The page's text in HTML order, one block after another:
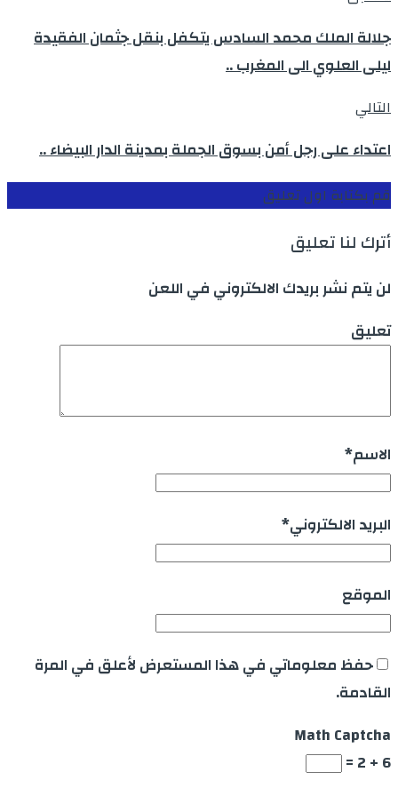
جلالة الملك محمد السادس يتكفل بنقل جثمان الفقيدة
ليلى العلوي الى المغرب ..
التالي
اعتداء على رجل أمن بسوق الجملة بمدينة الدار البيضاء ..
قم بكتابة اول تعليق
أترك لنا تعليق
لن يتم نشر بريدك الالكتروني في اللعن
تعليق
الاسم*
البريد الالكتروني*
الموقع
حفظ معلوماتي في هذا المستعرض لأعلق في المرة
القادمة.
Math Captcha
6 + 2 =